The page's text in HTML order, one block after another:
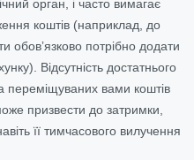
орган, і часто вимагає
коштів (наприклад, до
обовʼязково потрібно додати
Відсутність достатнього
переміщуваних вами коштів
призвести до затримки,
її тимчасового вилучення